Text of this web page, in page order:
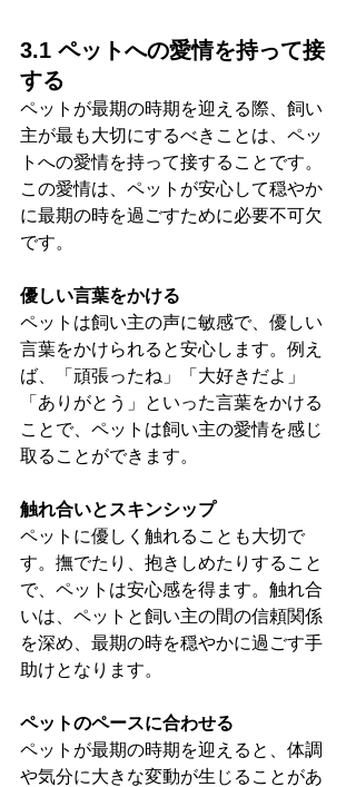
3.1 ペットへの愛情を持って接
する
ペットが最期の時期を迎える際、飼い
主が最も大切にするべきことは、ペッ
トへの愛情を持って接することです。
この愛情は、ペットが安心して穏やか
に最期の時を過ごすために必要不可欠
です。
優しい言葉をかける
ペットは飼い主の声に敏感で、優しい
言葉をかけられると安心します。例え
ば、「頑張ったね」「大好きだよ」
「ありがとう」といった言葉をかける
ことで、ペットは飼い主の愛情を感じ
取ることができます。
触れ合いとスキンシップ
ペットに優しく触れることも大切で
す。撫でたり、抱きしめたりすること
で、ペットは安心感を得ます。触れ合
いは、ペットと飼い主の間の信頼関係
を深め、最期の時を穏やかに過ごす手
助けとなります。
ペットのペースに合わせる
ペットが最期の時期を迎えると、体調
や気分に大きな変動が生じることがあ